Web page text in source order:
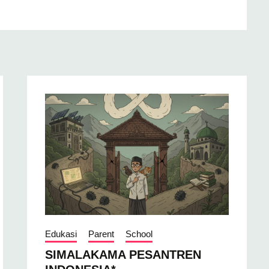
Edukasi Parent School
SIMALAKAMA PESANTREN